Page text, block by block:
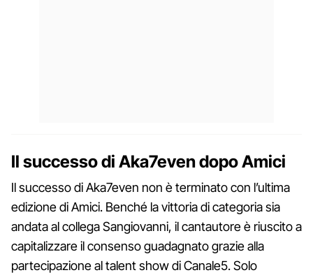
Il successo di Aka7even dopo Amici
Il successo di Aka7even non è terminato con l’ultima
edizione di Amici. Benché la vittoria di categoria sia
andata al collega Sangiovanni, il cantautore è riuscito a
capitalizzare il consenso guadagnato grazie alla
partecipazione al talent show di Canale5. Solo